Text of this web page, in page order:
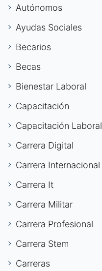
Autónomos
Ayudas Sociales
Becarios
Becas
Bienestar Laboral
Capacitación
Capacitación Laboral
Carrera Digital
Carrera Internacional
Carrera It
Carrera Militar
Carrera Profesional
Carrera Stem
Carreras